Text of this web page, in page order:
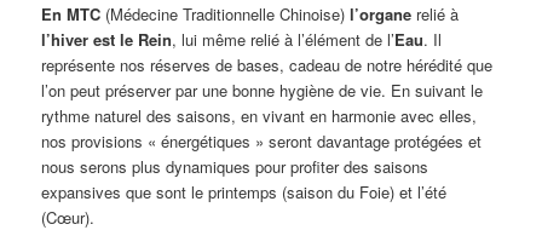
En MTC (Médecine Traditionnelle Chinoise) l’organe relié à
l’hiver est le Rein, lui même relié à l’élément de l’Eau. Il
représente nos réserves de bases, cadeau de notre hérédité que
l’on peut préserver par une bonne hygiène de vie. En suivant le
rythme naturel des saisons, en vivant en harmonie avec elles,
nos provisions « énergétiques » seront davantage protégées et
nous serons plus dynamiques pour profiter des saisons
expansives que sont le printemps (saison du Foie) et l’été
(Cœur).